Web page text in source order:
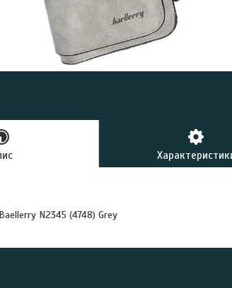
N2345 (4748) Grey